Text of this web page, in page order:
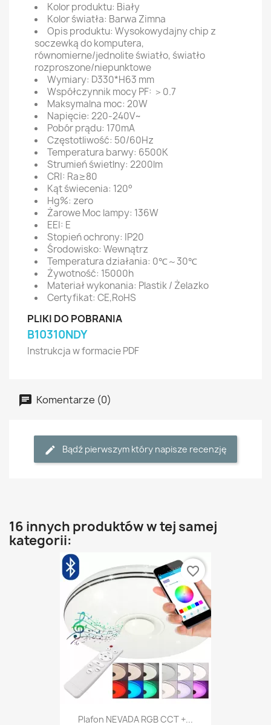
Kolor produktu: Biały
Kolor światła: Barwa Zimna
Opis produktu: Wysokowydajny chip z
soczewką do komputera,
równomierne/jednolite światło, światło
rozproszone/niepunktowe
Wymiary: D330*H63 mm
Współczynnik mocy PF: ＞0.7
Maksymalna moc: 20W
Napięcie: 220-240V~
Pobór prądu: 170mA
Częstotliwość: 50/60Hz
Temperatura barwy: 6500K
Strumień świetlny: 2200lm
CRI: Ra≥80
Kąt świecenia: 120°
Hg%: zero
Żarowe Moc lampy: 136W
EEI: E
Stopień ochrony: IP20
Środowisko: Wewnątrz
Temperatura działania: 0℃～30℃
Żywotność: 15000h
Materiał wykonania: Plastik / Żelazko
Certyfikat: CE,RoHS
PLIKI DO POBRANIA
B10310NDY
Instrukcja w formacie PDF
Komentarze (0)
Bądź pierwszym który napisze recenzję
16 innych produktów w tej samej
kategorii:
Plafon NEVADA RGB CCT +...
favorite_border